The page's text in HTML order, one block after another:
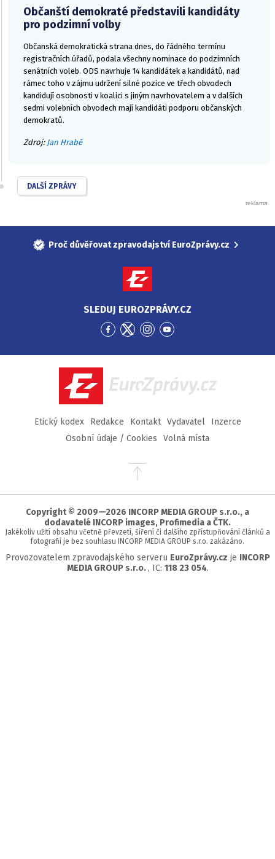
Občanští demokraté představili kandidáty
pro podzimní volby
Občanská demokratická strana dnes, do řádného termínu
registračních úřadů, podala všechny nominace do podzimních
senátních voleb. ODS navrhuje 14 kandidátek a kandidátů, nad
rámec toho v zájmu udržení silné pozice ve třech obvodech
kandidují osobnosti v koalici s jiným navrhovatelem a v dalších
sedmi volebních obvodech mají kandidáti podporu občanských
demokratů.
Zdroj: Jan Hrabě
DALŠÍ ZPRÁVY
Proč důvěřovat zpravodajství EuroZprávy.cz
SLEDUJ EUROZPRÁVY.CZ
Přejít
Facebook
Přejít
Twitter
Přejít
Instagram
Přejít
YouTube
EuroZprávy.cz
Etický kodex Redakce Kontakt Vydavatel
Inzerce
Osobní údaje / Cookies
Volná místa
Přejít
stránky
Copyright © 2009—2026 INCORP MEDIA GROUP s.r.o., a
dodavatelé INCORP images, Profimedia a ČTK.
Jakékoliv užití obsahu včetně převzetí, šíření či dalšího zpřístupňování článků a
fotografií je bez souhlasu INCORP MEDIA GROUP s.r.o. zakázáno.
Provozovatelem zpravodajského serveru EuroZprávy.cz je INCORP
MEDIA GROUP s.r.o., IC: 118 23 054.